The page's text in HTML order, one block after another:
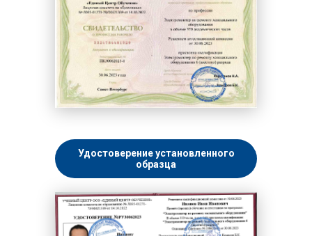
Удостоверение установленного
образца